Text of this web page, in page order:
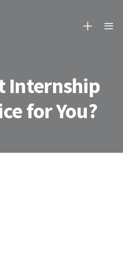
Internship
for You?